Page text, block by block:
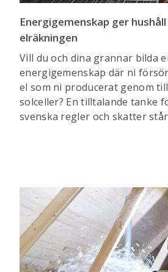
Energigemenskap ger
elräkningen
Vill du och dina grannar bilda
energigemenskap där ni
el som ni producerat genom
solceller? En tilltalande tanke
svenska regler och skatter